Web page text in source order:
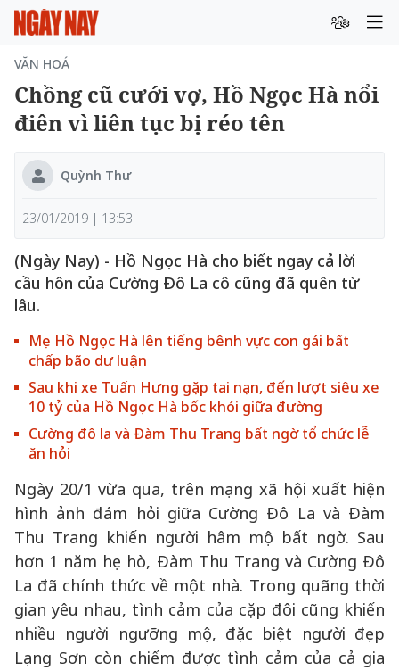
VĂN HOÁ
Chồng cũ cưới vợ, Hồ Ngọc Hà nổi
điên vì liên tục bị réo tên
Quỳnh Thư
23/01/2019 | 13:53
(Ngày Nay) - Hồ Ngọc Hà cho biết ngay cả lời
cầu hôn của Cường Đô La cô cũng đã quên từ
lâu.
Mẹ Hồ Ngọc Hà lên tiếng bênh vực con gái bất
chấp bão dư luận
Sau khi xe Tuấn Hưng gặp tai nạn, đến lượt siêu xe
10 tỷ của Hồ Ngọc Hà bốc khói giữa đường
Cường đô la và Đàm Thu Trang bất ngờ tổ chức lễ
ăn hỏi
Ngày 20/1 vừa qua, trên mạng xã hội xuất hiện
hình ảnh đám hỏi giữa Cường Đô La và Đàm
Thu Trang khiến người hâm mộ bất ngờ. Sau
hơn 1 năm hẹ hò, Đàm Thu Trang và Cường Đô
La đã chính thức về một nhà. Trong quãng thời
gian yêu nhau, tình cảm của cặp đôi cũng khiến
nhiều người ngưỡng mộ, đặc biệt người đẹp
Lạng Sơn còn chiếm được tình cảm của cả gia